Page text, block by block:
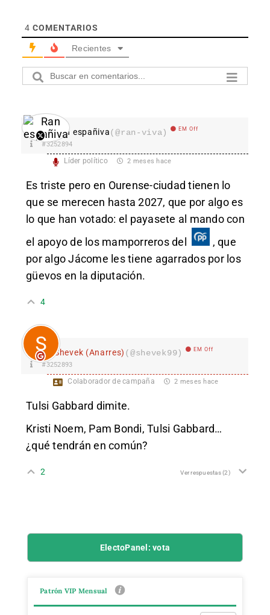
4 COMENTARIOS
Recientes
Ran españiva(@ran-viva) EM Off
#3252894
Líder político 2 meses hace
Es triste pero en Ourense-ciudad tienen lo
que se merecen hasta 2027, que por algo es
lo que han votado: el payasete al mando con
el apoyo de los mamporreros del
, que
por algo Jácome les tiene agarrados por los
güevos en la diputación.
4
Shevek (Anarres) (@shevek99) EM Off
#3252893
Colaborador de campaña 2 meses hace
Tulsi Gabbard dimite.
Kristi Noem, Pam Bondi, Tulsi Gabbard…
¿qué tendrán en común?
2 Ver respuestas(2)
ElectoPanel: vota
Patrón VIP Mensual